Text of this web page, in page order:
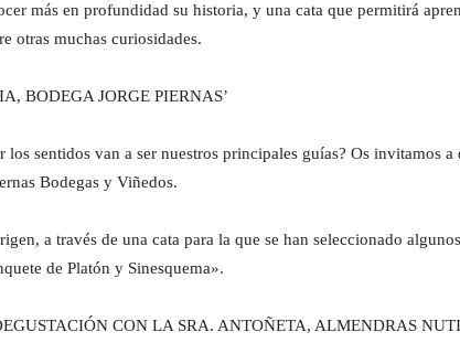
más en profundidad su historia, y una cata que permitirá
otras muchas curiosidades.
BODEGA JORGE PIERNAS’
sentidos van a ser nuestros principales guías? Os invitamos a
Bodegas y Viñedos.
a través de una cata para la que se han seleccionado
de Platón y Sinesquema».
CON LA SRA. ANTOÑETA, ALMENDRAS